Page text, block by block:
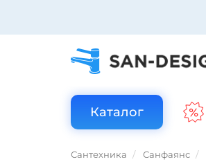
Каталог
Сантехника Санфаянс